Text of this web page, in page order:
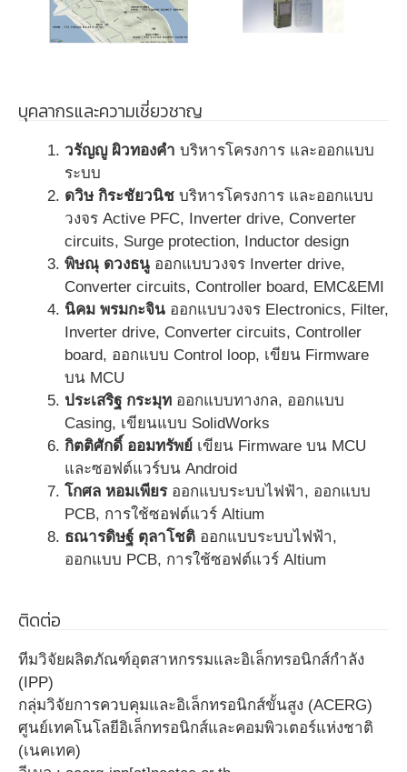
บุคลากรและความเชี่ยวชาญ
วรัญญู ผิวทองคำ บริหารโครงการ และออกแบบ
ระบบ
ดวิษ กิระชัยวนิช บริหารโครงการ และออกแบบ
วงจร Active PFC, Inverter drive, Converter
circuits, Surge protection, Inductor design
พิษณุ ดวงธนู ออกแบบวงจร Inverter drive,
Converter circuits, Controller board, EMC&EMI
นิคม พรมกะจิน ออกแบบวงจร Electronics, Filter,
Inverter drive, Converter circuits, Controller
board, ออกแบบ Control loop, เขียน Firmware
บน MCU
ประเสริฐ กระมุท ออกแบบทางกล, ออกแบบ
Casing, เขียนแบบ SolidWorks
กิตติศักดิ์ ออมทรัพย์ เขียน Firmware บน MCU
และซอฟต์แวร์บน Android
โกศล หอมเพียร ออกแบบระบบไฟฟ้า, ออกแบบ
PCB, การใช้ซอฟต์แวร์ Altium
ธณารดิษฐ์ ตุลาโชติ ออกแบบระบบไฟฟ้า,
ออกแบบ PCB, การใช้ซอฟต์แวร์ Altium
ติดต่อ
ทีมวิจัยผลิตภัณฑ์อุตสาหกรรมและอิเล็กทรอนิกส์กำลัง
(IPP)
กลุ่มวิจัยการควบคุมและอิเล็กทรอนิกส์ขั้นสูง (ACERG)
ศูนย์เทคโนโลยีอิเล็กทรอนิกส์และคอมพิวเตอร์แห่งชาติ
(เนคเทค)